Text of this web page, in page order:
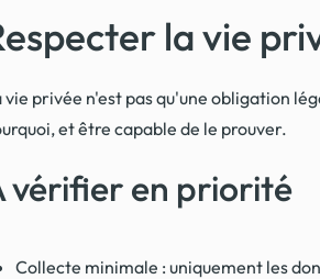
la vie
vie privée n'est pas qu'une obligation
et être capable de le prouver.
vérifier en priorité
Collecte minimale : uniquement les